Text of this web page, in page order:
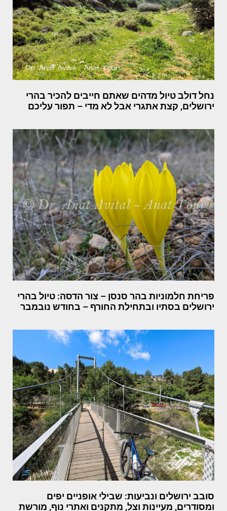
נחל דולב טיול מדהים שאתם חייבים להכיר בהרי
ירושלים, קצת אתגרי אבל לא מדי – תפור עליכם
פריחת חלמוניות בהר סנסן – צור הדסה: טיול בהרי
ירושלים בסתיו ובתחילת החורף – בחודש נובמבר
סובב ירושלים ונביעות: שבילי אופניים יפים
ומסודרים, מעיינות וצל, מתקנים ואתרי נוף, מורשת